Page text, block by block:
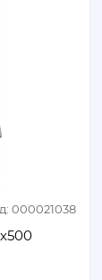
000021038